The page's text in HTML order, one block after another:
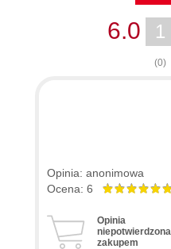
1
(0)
6.0
Opinia: anonimowa
Ocena: 6
Opinia
niepotwierdzona
zakupem